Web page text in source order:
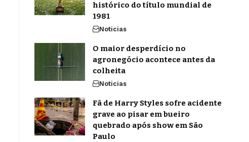
histórico do título mundial de
1981
Noticias
O maior desperdício no
agronegócio acontece antes da
colheita
Noticias
Fã de Harry Styles sofre acidente
grave ao pisar em bueiro
quebrado após show em São
Paulo